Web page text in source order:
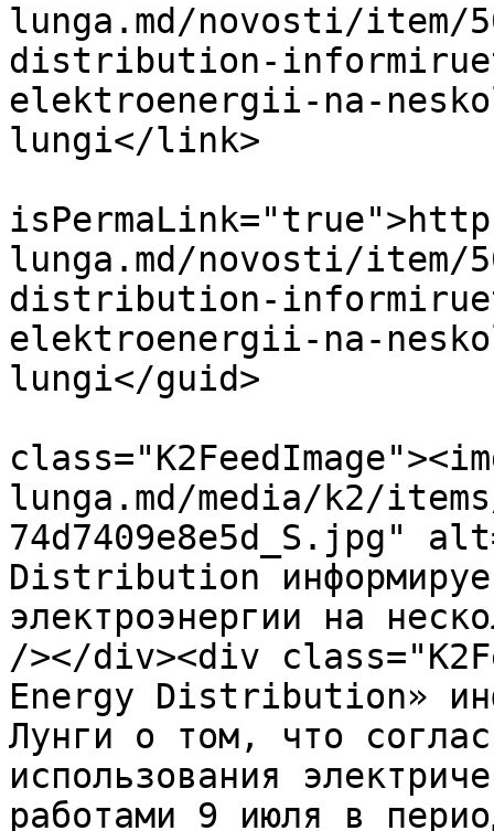
lunga.md/novosti/item/
distribution-
elektroenergii-na-
lungi</link>
lunga.md/novosti/item/
distribution-
elektroenergii-na-
lungi</guid>
lunga.md/media/k2/
74d7409e8e5d_S.jpg"
Distribution
электроэнергии на
/></div><div
Energy Distribution»
Лунги о том, что
использования
работами 9 июля в